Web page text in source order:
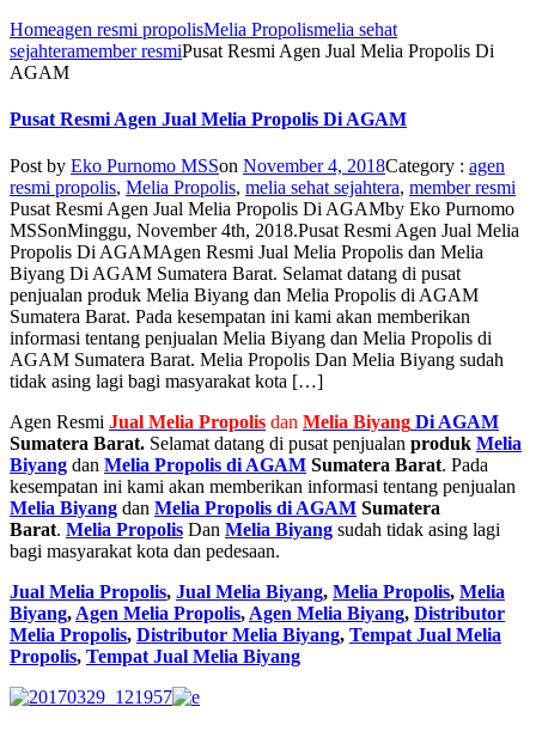
Homeagen resmi propolisMelia Propolismelia sehat
sejahteramember resmiPusat Resmi Agen Jual Melia Propolis Di
AGAM
Pusat Resmi Agen Jual Melia Propolis Di AGAM
Post by Eko Purnomo MSSon November 4, 2018Category : agen
resmi propolis, Melia Propolis, melia sehat sejahtera, member resmi
Pusat Resmi Agen Jual Melia Propolis Di AGAMby Eko Purnomo
MSSonMinggu, November 4th, 2018.Pusat Resmi Agen Jual Melia
Propolis Di AGAMAgen Resmi Jual Melia Propolis dan Melia
Biyang Di AGAM Sumatera Barat. Selamat datang di pusat
penjualan produk Melia Biyang dan Melia Propolis di AGAM
Sumatera Barat. Pada kesempatan ini kami akan memberikan
informasi tentang penjualan Melia Biyang dan Melia Propolis di
AGAM Sumatera Barat. Melia Propolis Dan Melia Biyang sudah
tidak asing lagi bagi masyarakat kota […]
Agen Resmi Jual Melia Propolis dan Melia Biyang Di AGAM
Sumatera Barat. Selamat datang di pusat penjualan produk Melia
Biyang dan Melia Propolis di AGAM Sumatera Barat. Pada
kesempatan ini kami akan memberikan informasi tentang penjualan
Melia Biyang dan Melia Propolis di AGAM Sumatera
Barat. Melia Propolis Dan Melia Biyang sudah tidak asing lagi
bagi masyarakat kota dan pedesaan.
Jual Melia Propolis, Jual Melia Biyang, Melia Propolis, Melia
Biyang, Agen Melia Propolis, Agen Melia Biyang, Distributor
Melia Propolis, Distributor Melia Biyang, Tempat Jual Melia
Propolis, Tempat Jual Melia Biyang